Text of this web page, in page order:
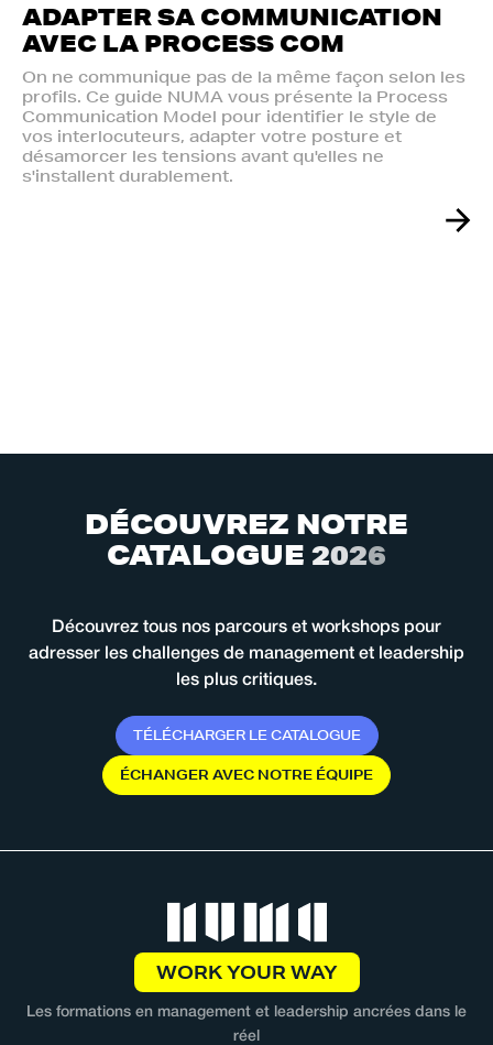
ADAPTER SA COMMUNICATION
AVEC LA PROCESS COM
On ne communique pas de la même façon selon les
profils. Ce guide NUMA vous présente la Process
Communication Model pour identifier le style de
vos interlocuteurs, adapter votre posture et
désamorcer les tensions avant qu'elles ne
s'installent durablement.
DÉCOUVREZ NOTRE
CATALOGUE 2026
Découvrez tous nos parcours et workshops pour
adresser les challenges de management et leadership
les plus critiques.
TÉLÉCHARGER LE CATALOGUE
ÉCHANGERAVEC NOTRE ÉQUIPE
WORK YOUR WAY
Les formations en management et leadership ancrées dans le
réel